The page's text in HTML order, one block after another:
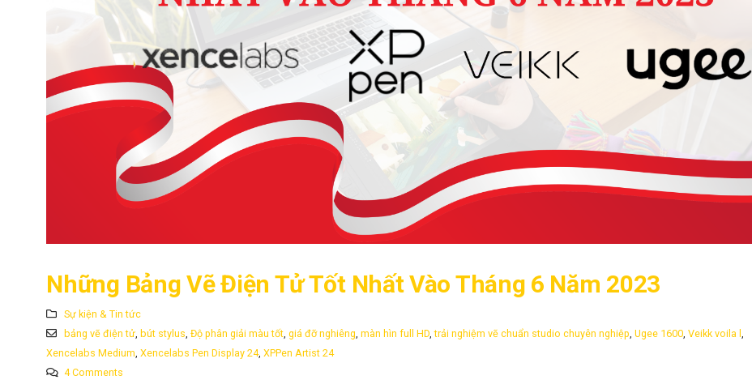
Những Bảng Vẽ Điện Tử Tốt Nhất Vào Tháng 6 Năm 2023
Sự kiện & Tin tức
bảng vẽ điện tử, bút stylus, Độ phân giải màu tốt, giá đỡ nghiêng, màn hìn full HD,trải nghiệm vẽ chuẩn studio chuyên nghiệp, Ugee 1600, Veikk voila l ,
Xencelabs Medium,Xencelabs Pen Display 24,XPPen Artist 24
4 Comments